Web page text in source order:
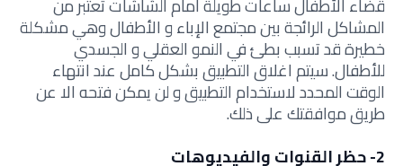
المشاكل الرائجة بين مجتمع الإباء و الأطفال وهي مشكلة
خطيرة قد تسبب بطئ في النمو العقلي و الجسدي
للأطفال. سيتم اغلاق التطبيق بشكل كامل عند انتهاء
الوقت المحدد لاستخدام التطبيق و لن يمكن فتحه الا عن
طريق موافقتك على ذلك.
2- حظر القنوات والفيديوهات